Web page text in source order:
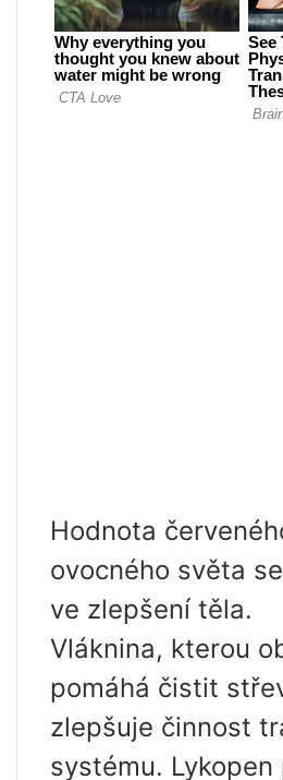
Hodnota
ovocného světa
ve zlepšení těla.
Vláknina, kterou
pomáhá čistit
zlepšuje činnost
systému.